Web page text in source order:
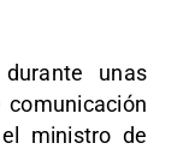
unas
ministro de